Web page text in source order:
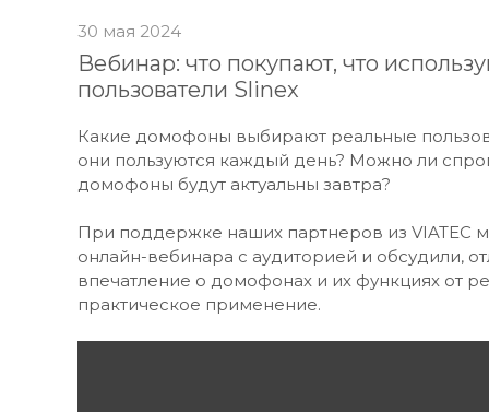
30 мая 2024
Вебинар: что покупают, что
пользователи Slinex
Какие домофоны выбирают реальные
они пользуются каждый день? Можно ли
домофоны будут актуальны завтра?
При поддержке наших партнеров из VIATEC
онлайн-вебинара с аудиторией и обсудили,
впечатление о домофонах и их функциях от
практическое применение.